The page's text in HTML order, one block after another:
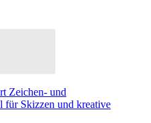
Zeichen- und
für Skizzen und kreative